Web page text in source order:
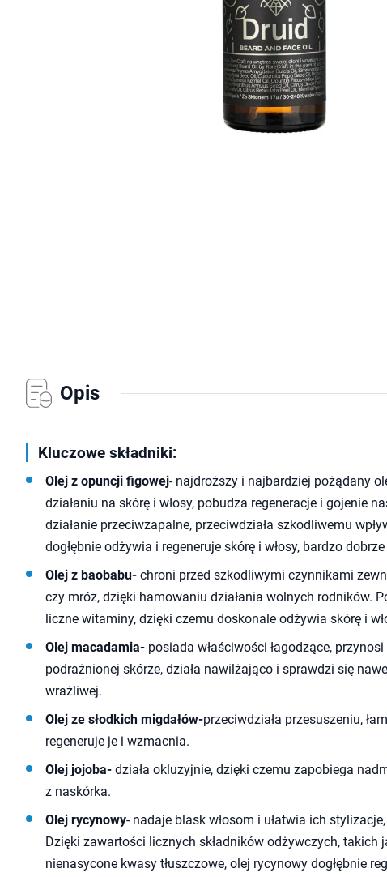
Opis
Kluczowe składniki:
Olej z opuncji figowej- najdroższy i najbardziej pożądany
działaniu na skórę i włosy, pobudza regeneracje i gojenie
działanie przeciwzapalne, przeciwdziała szkodliwemu
dogłębnie odżywia i regeneruje skórę i włosy, bardzo
Olej z baobabu- chroni przed szkodliwymi czynnikami
czy mróz, dzięki hamowaniu działania wolnych rodników.
liczne witaminy, dzięki czemu doskonale odżywia skórę i
Olej macadamia- posiada właściwości łagodzące,
podrażnionej skórze, działa nawilżająco i sprawdzi się
wrażliwej.
Olej ze słodkich migdałów-przeciwdziała przesuszeniu,
regeneruje je i wzmacnia.
Olej jojoba- działa okluzyjnie, dzięki czemu zapobiega
z naskórka.
Olej rycynowy- nadaje blask włosom i ułatwia ich
Dzięki zawartości licznych składników odżywczych, takich
nienasycone kwasy tłuszczowe, olej rycynowy dogłębnie